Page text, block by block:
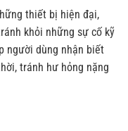
thiết bị hiện đại,
khỏi những sự cố kỹ
người dùng nhận biết
tránh hư hỏng nặng